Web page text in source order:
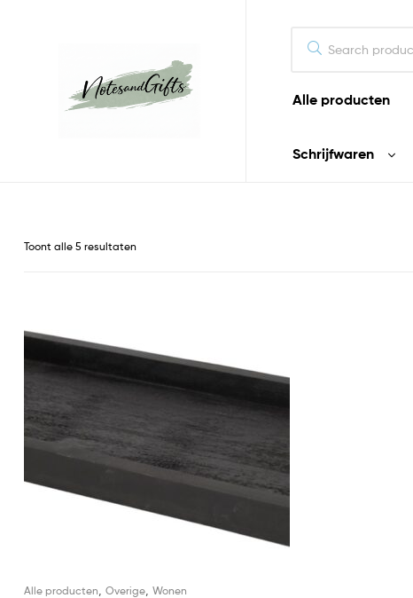
cadeaus
Alle producten
Schrijfwaren
Toont alle 5 resultaten
Alle producten Overige Wonen